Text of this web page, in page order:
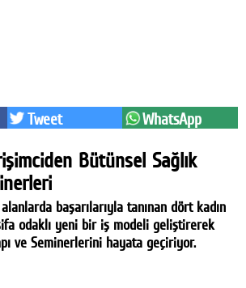
Tweet WhatsApp
Bütünsel Sağlık
başarılarıyla tanınan dört kadın
odaklı yeni bir iş modeli geliştirerek
ve Seminerlerini hayata geçiriyor.